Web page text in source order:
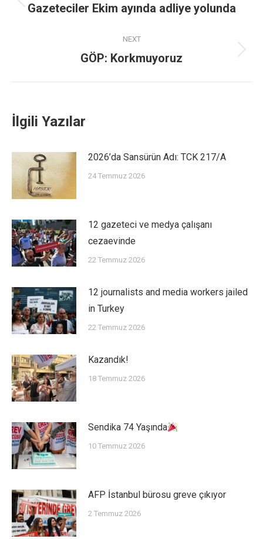
Gazeteciler Ekim ayında adliye yolunda
NEXT
GÖP: Korkmuyoruz
İlgili Yazılar
2026’da Sansürün Adı: TCK 217/A
24 Temmuz 2026
12 gazeteci ve medya çalışanı
cezaevinde
22 Temmuz 2026
12 journalists and media workers jailed
in Turkey
22 Temmuz 2026
Kazandık!
18 Temmuz 2026
Sendika 74 Yaşında
10 Temmuz 2026
AFP İstanbul bürosu greve çıkıyor
2 Temmuz 2026